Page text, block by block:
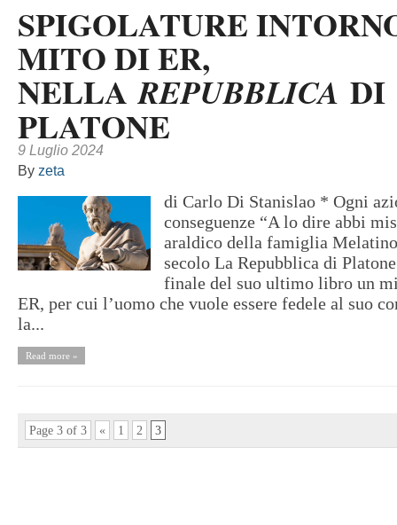
SPIGOLATURE
MITO DI ER,
NELLA REPUBBLICA DI
PLATONE
9 Luglio 2024
By zeta
di Carlo Di Stanislao * Ogni
conseguenze “A lo dire abbi
araldico della famiglia
secolo La Repubblica di
finale del suo ultimo libro un
ER, per cui l’uomo che vuole essere fedele al suo
la...
Read more »
Page 3 of 3 « 1 2 3